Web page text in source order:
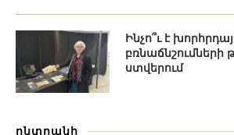
Ինչո՞ւ է
բռնաճնշումների
ստվերում
ընտրանի